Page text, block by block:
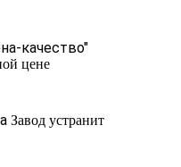
качество"
цене
Завод устранит